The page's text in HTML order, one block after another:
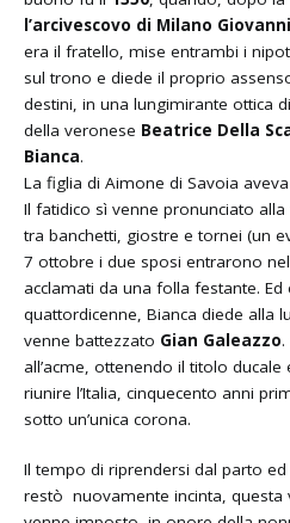
l’arcivescovo di Milano Giovanni
era il fratello, mise entrambi i
sul trono e diede il proprio
destini, in una lungimirante ottica
della veronese Beatrice Della
Bianca.
La figlia di Aimone di Savoia
Il fatidico sì venne pronunciato
tra banchetti, giostre e tornei (un
7 ottobre i due sposi entrarono
acclamati da una folla festante.
quattordicenne, Bianca diede alla
venne battezzato Gian Galeazzo
all’acme, ottenendo il titolo ducale
riunire l’Italia, cinquecento anni
sotto un’unica corona.
Il tempo di riprendersi dal parto
restò nuovamente incinta, questa